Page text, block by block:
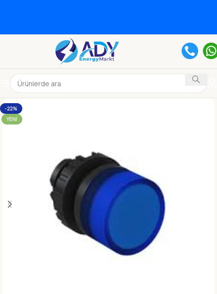
-22%
YENI